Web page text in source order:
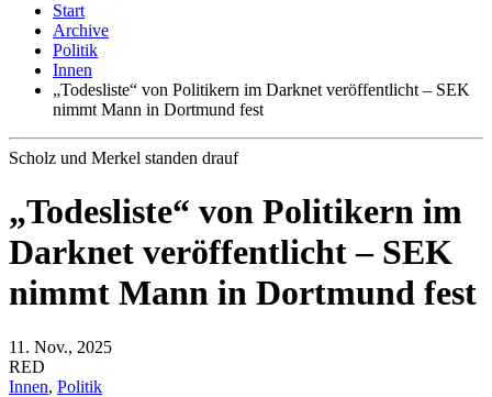
Start
Archive
Politik
Innen
„Todesliste“ von Politikern im Darknet veröffentlicht – SEK
nimmt Mann in Dortmund fest
Scholz und Merkel standen drauf
„Todesliste“ von Politikern im
Darknet veröffentlicht – SEK
nimmt Mann in Dortmund fest
11. Nov., 2025
RED
Innen, Politik